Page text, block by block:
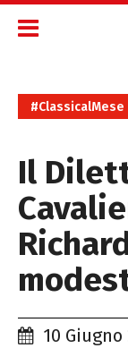
#ClassicalMese
Il
10 Giugno